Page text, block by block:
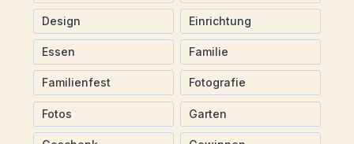
Design Einrichtung
Essen Familie
Familienfest Fotografie
Fotos Garten